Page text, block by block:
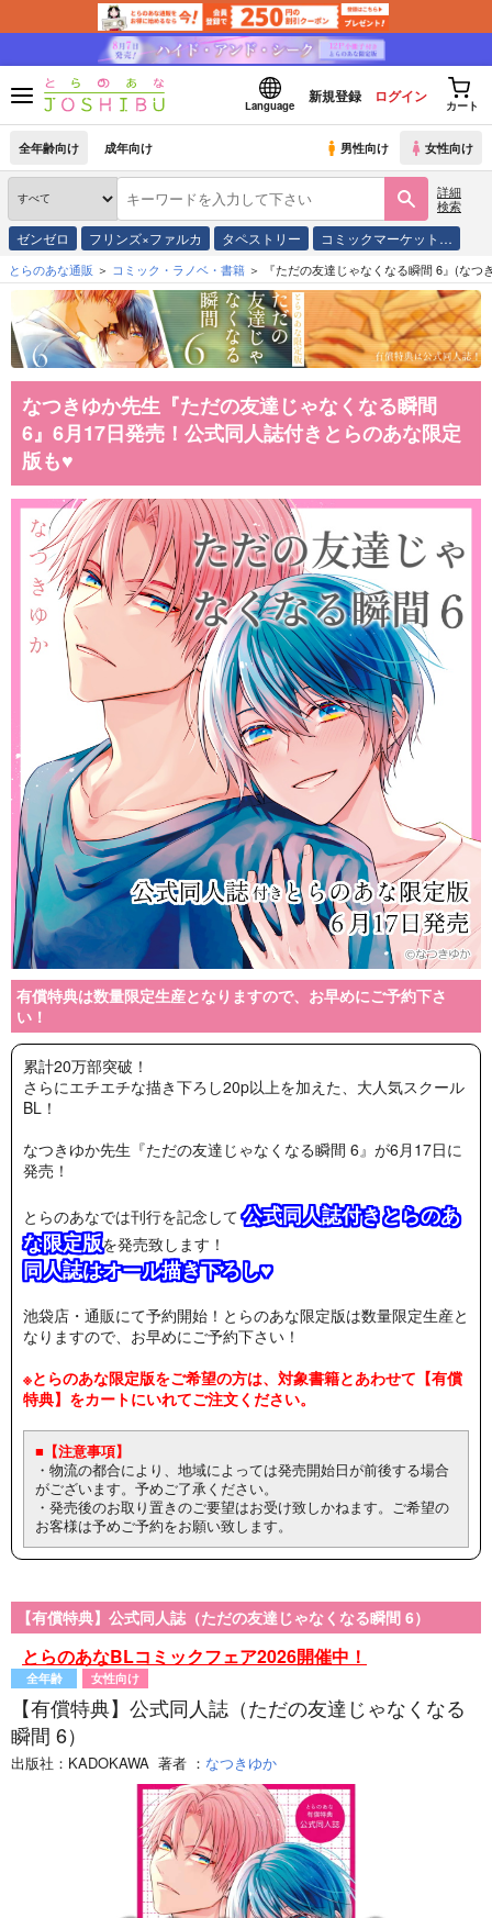
Language
新規登録 ログイン
カート
全年齢向け 成年向け 男性向け 女性向け
詳細
検索
ゼンゼロ フリンズ×ファルカ タペストリー コミックマーケット…
とらのあな通販 コミック・ラノベ・書籍 『ただの友達じゃなくなる瞬間 6』(な
なつきゆか先生『ただの友達じゃなくなる瞬間
6』6月17日発売！公式同人誌付きとらのあな限定
版も♥
有償特典は数量限定生産となりますので、お早めにご予約下さ
い！
累計20万部突破！
さらにエチエチな描き下ろし20p以上を加えた、大人気スクール
BL！
なつきゆか先生『ただの友達じゃなくなる瞬間 6』が6月17日に
発売！
とらのあなでは刊行を記念して公式同人誌付きとらのあ
な限定版を発売致します！
同人誌はオール描き下ろし♥
池袋店・通販にて予約開始！とらのあな限定版は数量限定生産と
なりますので、お早めにご予約下さい！
※とらのあな限定版をご希望の方は、対象書籍とあわせて【有償
特典】をカートにいれてご注文ください。
■【注意事項】
・物流の都合により、地域によっては発売開始日が前後する場合
がございます。予めご了承ください。
・発売後のお取り置きのご要望はお受け致しかねます。ご希望の
お客様は予めご予約をお願い致します。
【有償特典】公式同人誌（ただの友達じゃなくなる瞬間 6）
とらのあなBLコミックフェア2026開催中！
全年齢 女性向け
【有償特典】公式同人誌（ただの友達じゃなくなる
瞬間 6）
出版社： KADOKAWA 著者 ： なつきゆか